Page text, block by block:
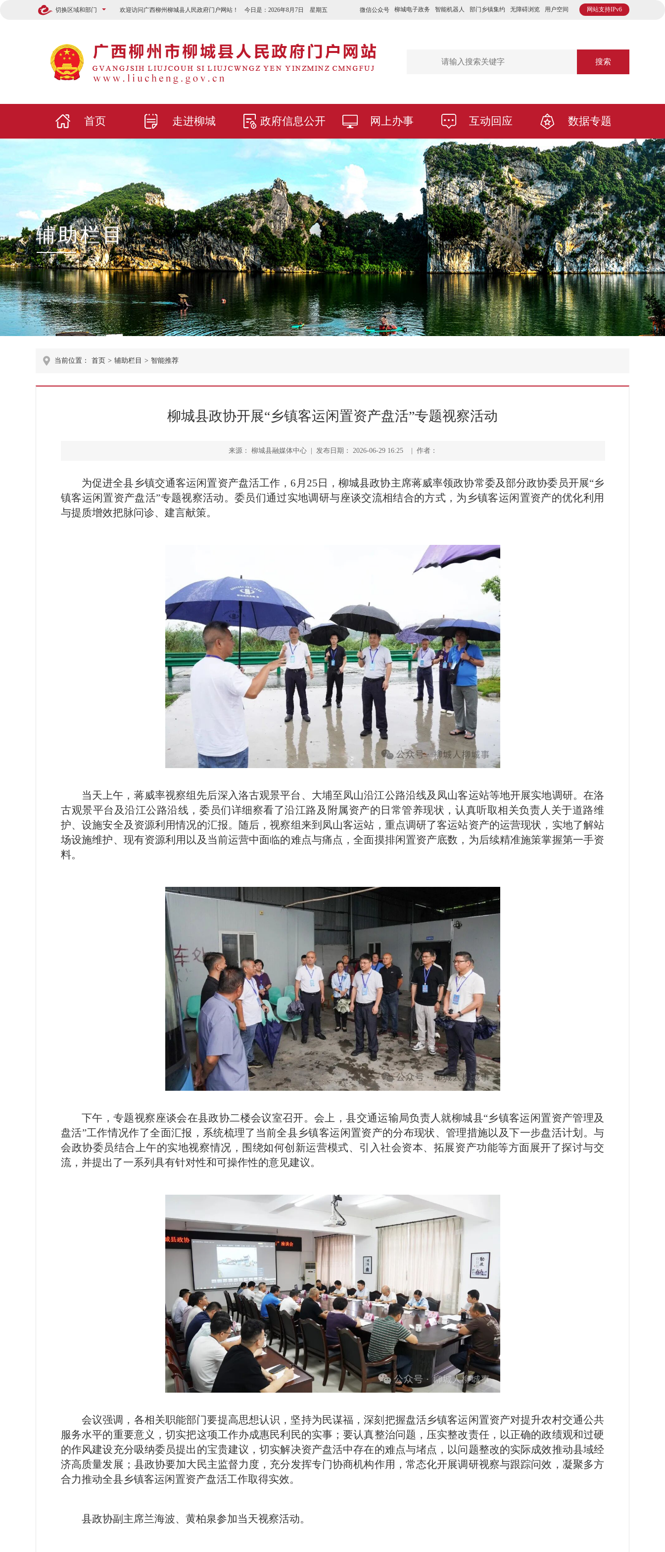
切换区域和部门 网站支持IPv6
微信公众号 柳城电子政务 智能机器人 部门乡镇集约 无障碍浏览 用户空间
欢迎访问广西柳州柳城县人民政府门户网站！ 今日是： 2026年8月7日 星期五
搜索
首页 走进柳城 政府信息公开 网上办事 互动回应 数据专题
辅助栏目
当前位置： 首页 > 辅助栏目 > 智能推荐
柳城县政协开展“乡镇客运闲置资产盘活”专题视察活动
来源： 柳城县融媒体中心 | 发布日期： 2026-06-29 16:25 | 作者：
为促进全县乡镇交通客运闲置资产盘活工作，6月25日，柳城县政协主席蒋威率领政协常委及部分政协委员开展“乡
镇客运闲置资产盘活”专题视察活动。委员们通过实地调研与座谈交流相结合的方式，为乡镇客运闲置资产的优化利用
与提质增效把脉问诊、建言献策。
当天上午，蒋威率视察组先后深入洛古观景平台、大埔至凤山沿江公路沿线及凤山客运站等地开展实地调研。在洛
古观景平台及沿江公路沿线，委员们详细察看了沿江路及附属资产的日常管养现状，认真听取相关负责人关于道路维
护、设施安全及资源利用情况的汇报。随后，视察组来到凤山客运站，重点调研了客运站资产的运营现状，实地了解站
场设施维护、现有资源利用以及当前运营中面临的难点与痛点，全面摸排闲置资产底数，为后续精准施策掌握第一手资
料。
下午，专题视察座谈会在县政协二楼会议室召开。会上，县交通运输局负责人就柳城县“乡镇客运闲置资产管理及
盘活”工作情况作了全面汇报，系统梳理了当前全县乡镇客运闲置资产的分布现状、管理措施以及下一步盘活计划。与
会政协委员结合上午的实地视察情况，围绕如何创新运营模式、引入社会资本、拓展资产功能等方面展开了探讨与交
流，并提出了一系列具有针对性和可操作性的意见建议。
会议强调，各相关职能部门要提高思想认识，坚持为民谋福，深刻把握盘活乡镇客运闲置资产对提升农村交通公共
服务水平的重要意义，切实把这项工作办成惠民利民的实事；要认真整治问题，压实整改责任，以正确的政绩观和过硬
的作风建设充分吸纳委员提出的宝贵建议，切实解决资产盘活中存在的难点与堵点，以问题整改的实际成效推动县域经
济高质量发展；县政协要加大民主监督力度，充分发挥专门协商机构作用，常态化开展调研视察与跟踪问效，凝聚多方
合力推动全县乡镇客运闲置资产盘活工作取得实效。
县政协副主席兰海波、黄柏泉参加当天视察活动。